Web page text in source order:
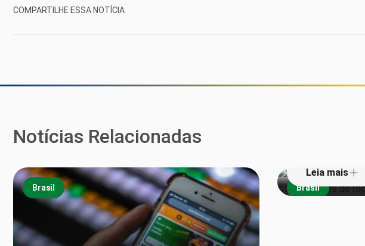
COMPARTILHE ESSA NOTÍCIA
Notícias Relacionadas
Brasil Brasil
Leia mais